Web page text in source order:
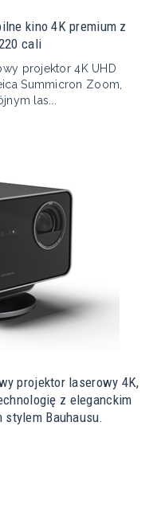
kino 4K premium z
cali
projektor 4K UHD
Summicron Zoom,
las...
projektor laserowy 4K,
z eleganckim
Bauhausu.